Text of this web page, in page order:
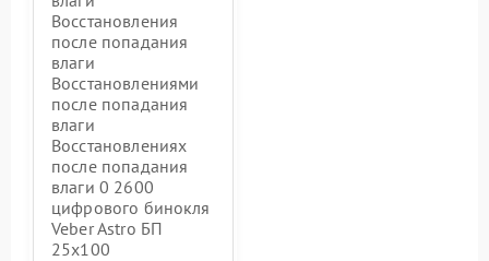
Восстановления
после попадания
влаги
Восстановлениями
после попадания
влаги
Восстановлениях
после попадания
влаги 0 2600
цифрового бинокля
Veber Astro БП
25x100